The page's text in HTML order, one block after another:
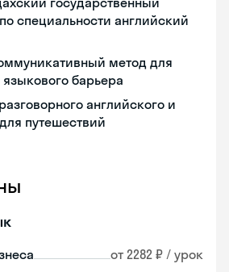
специальности английский
метод для
барьера
английского и
путешествий
от 2282 ₽ / урок